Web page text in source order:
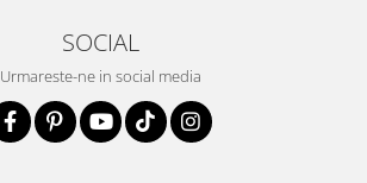
SOCIAL
Urmareste-ne in social media